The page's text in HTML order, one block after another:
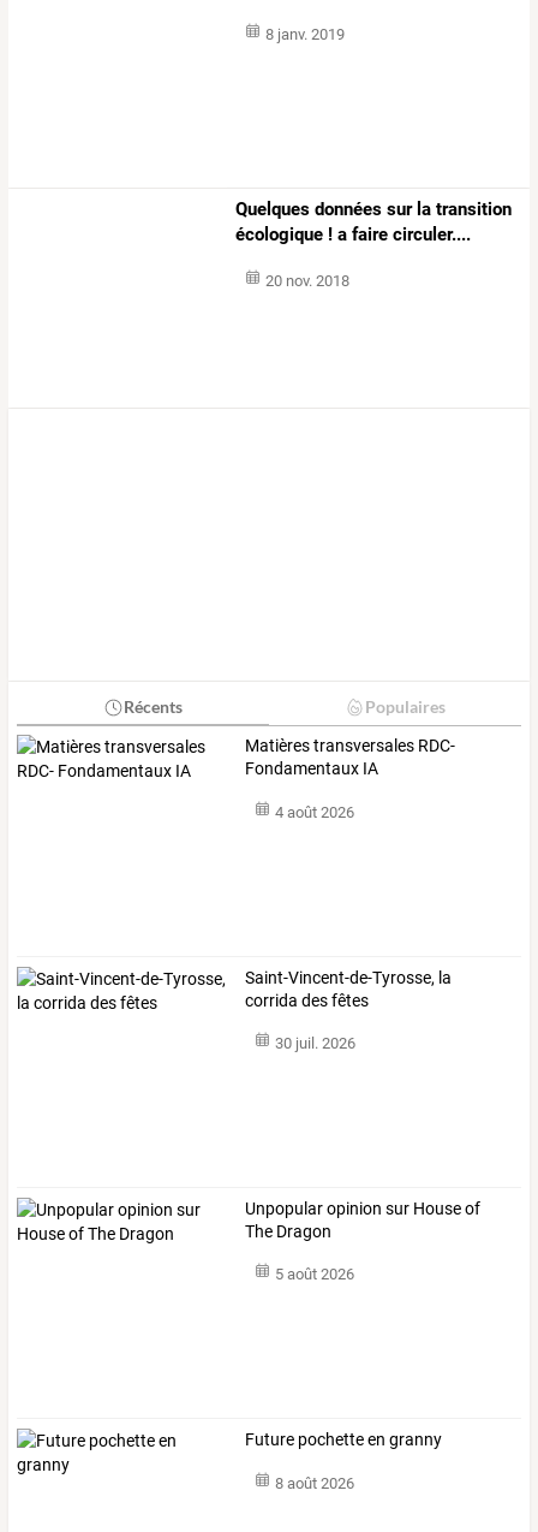
8 janv. 2019
Quelques données sur la transition
écologique ! a faire circuler....
20 nov. 2018
Récents Populaires
Matières transversales RDC-
Fondamentaux IA
4 août 2026
Saint-Vincent-de-Tyrosse, la
corrida des fêtes
30 juil. 2026
Unpopular opinion sur House of
The Dragon
5 août 2026
Future pochette en granny
8 août 2026